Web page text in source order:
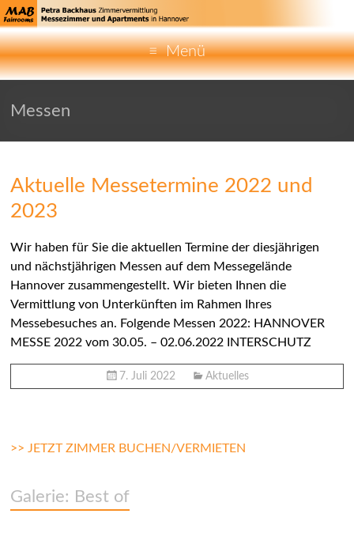
Menü
Messen
Aktuelle Messetermine 2022 und
2023
Wir haben für Sie die aktuellen Termine der diesjährigen
und nächstjährigen Messen auf dem Messegelände
Hannover zusammengestellt. Wir bieten Ihnen die
Vermittlung von Unterkünften im Rahmen Ihres
Messebesuches an. Folgende Messen 2022: HANNOVER
MESSE 2022 vom 30.05. – 02.06.2022 INTERSCHUTZ
7. Juli 2022 Aktuelles
>> JETZT ZIMMER BUCHEN/VERMIETEN
Galerie: Best of